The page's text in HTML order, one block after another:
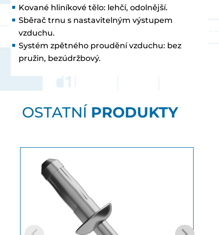
Kované hliníkové tělo: lehčí, odolnější.
Sběrač trnu s nastavitelným výstupem
vzduchu.
Systém zpětného proudění vzduchu: bez
pružin, bezúdržbový.
OSTATNÍ PRODUKTY